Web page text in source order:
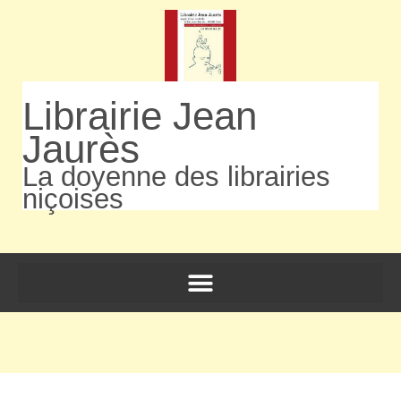
Librairie Jean
Jaurès
La doyenne des librairies
niçoises